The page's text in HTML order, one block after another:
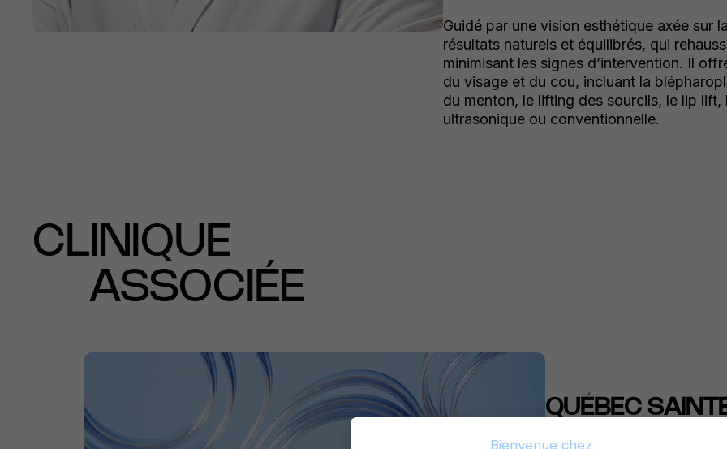
Guidé par une vision esthétique axée sur
résultats naturels et équilibrés, qui
minimisant les signes d’intervention. Il
du visage et du cou, incluant la
du menton, le lifting des sourcils, le lip
ultrasonique ou conventionnelle.
CLINIQUE
ASSOCIÉE
QUÉBEC